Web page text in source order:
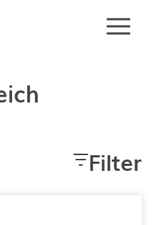
Menu
Filter